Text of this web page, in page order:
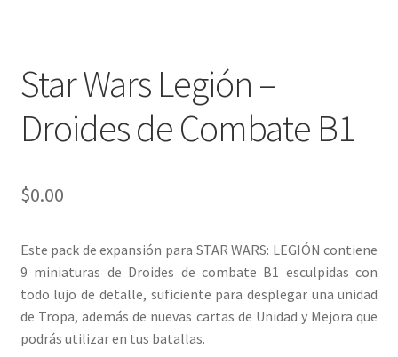
Star Wars Legión –
Droides de Combate B1
$0.00
Este pack de expansión para STAR WARS: LEGIÓN contiene
9 miniaturas de Droides de combate B1 esculpidas con
todo lujo de detalle, suficiente para desplegar una unidad
de Tropa, además de nuevas cartas de Unidad y Mejora que
podrás utilizar en tus batallas.